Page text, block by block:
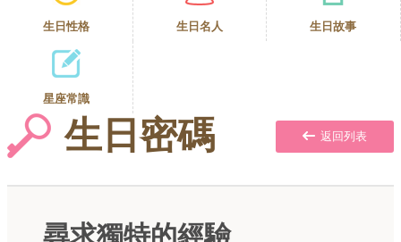
生日性格 生日名人 生日故事
星座常識
生日密碼 返回列表
尋求獨特的經驗